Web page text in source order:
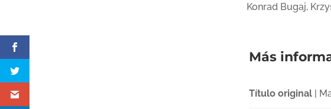
Konrad Bugaj,
Más
Título original|